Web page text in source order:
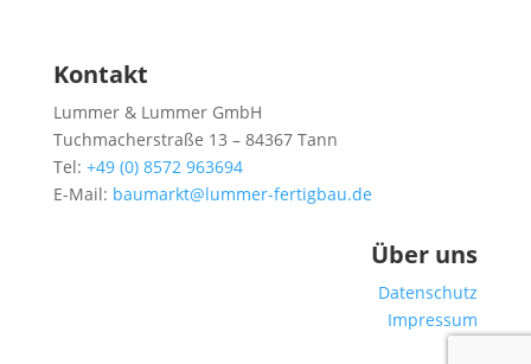
Kontakt
Lummer & Lummer GmbH
Tuchmacherstraße 13 – 84367 Tann
Tel: +49 (0) 8572 963694
E-Mail: baumarkt@lummer-fertigbau.de
Über uns
Datenschutz
Impressum